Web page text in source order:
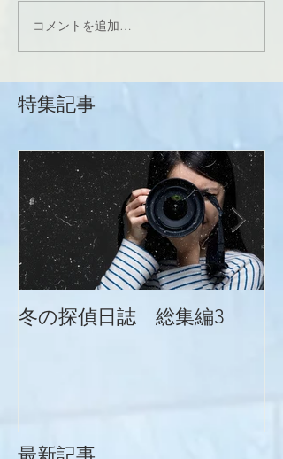
コメントを追加…
特集記事
冬の探偵日誌 総集編3